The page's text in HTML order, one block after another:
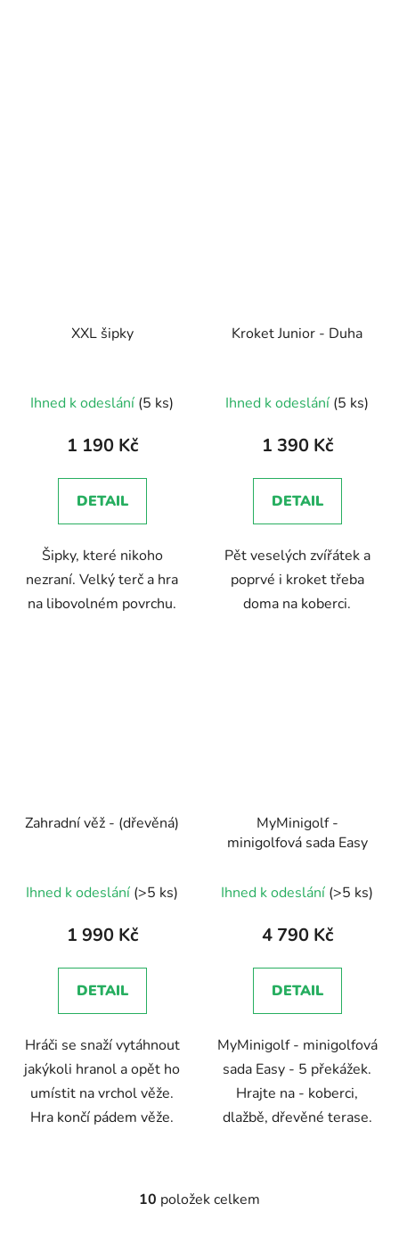
XXL šipky
hodnocení
produktu
3,0
z
hvězdiček.
Ihned k odeslání (5 ks)
1 190 Kč
DETAIL
Šipky, které nikoho
nezraní. Velký terč a hra
na libovolném povrchu.
Kroket Junior - Duha
hodnocení
produktu
4,7
z
hvězdiček.
Ihned k odeslání (5 ks)
1 390 Kč
DETAIL
Pět veselých zvířátek a
poprvé i kroket třeba
doma na koberci.
Zahradní věž - (dřevěná)
hodnocení
produktu
5,0
z
hvězdiček.
Ihned k odeslání (>5 ks)
1 990 Kč
DETAIL
Hráči se snaží vytáhnout
jakýkoli hranol a opět ho
umístit na vrchol věže.
Hra končí pádem věže.
MyMinigolf -
minigolfová sada Easy
hodnocení
produktu
4,5
z
hvězdiček.
Ihned k odeslání (>5 ks)
4 790 Kč
DETAIL
MyMinigolf - minigolfová
sada Easy - 5 překážek.
Hrajte na - koberci,
dlažbě, dřevěné terase.
O
10 položek celkem